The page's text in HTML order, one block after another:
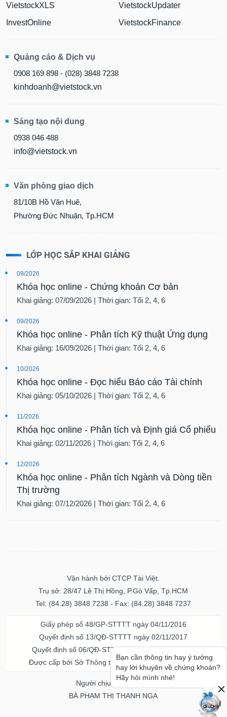
VietstockXLS
InvestOnline
VietstockUpdater
VietstockFinance
Quảng cáo & Dịch vụ
0908 169 898 - (028) 3848 7238
kinhdoanh@vietstock.vn
Sáng tạo nội dung
0938 046 488
info@vietstock.vn
Văn phòng giao dịch
81/10B Hồ Văn Huê,
Phường Đức Nhuận, Tp.HCM
LỚP HỌC SẮP KHAI GIẢNG
09/2026
Khóa học online - Chứng khoán Cơ bản
Khai giảng: 07/09/2026 | Thời gian: Tối 2, 4, 6
09/2026
Khóa học online - Phân tích Kỹ thuật Ứng dụng
Khai giảng: 16/09/2026 | Thời gian: Tối 2, 4, 6
10/2026
Khóa học online - Đọc hiểu Báo cáo Tài chính
Khai giảng: 05/10/2026 | Thời gian: Tối 2, 4, 6
11/2026
Khóa học online - Phân tích và Định giá Cổ phiếu
Khai giảng: 02/11/2026 | Thời gian: Tối 2, 4, 6
12/2026
Khóa học online - Phân tích Ngành và Dòng tiền
Thị trường
Khai giảng: 07/12/2026 | Thời gian: Tối 2, 4, 6
Vận hành bởi CTCP Tài Việt.
Trụ sở: 28/47 Lê Thị Hồng, P.Gò Vấp, Tp.HCM
Tel: (84.28) 3848 7238 - Fax: (84.28) 3848 7237
Giấy phép số 48/GP-STTTT ngày 04/11/2016
Quyết định số 13/QĐ-STTTT ngày 02/11/2017
Quyết định số 06/QĐ-STTTT-ICP ngày 20/07/2023
Được cấp bởi Sở Thông tin và Truyền thông TPHCM
Người chịu trách nhiệm
BÀ PHẠM THỊ THANH NGA
Bạn cần thông tin hay ý tưởng
hay lời khuyên về chứng khoán?
Hãy hỏi mình nhé!